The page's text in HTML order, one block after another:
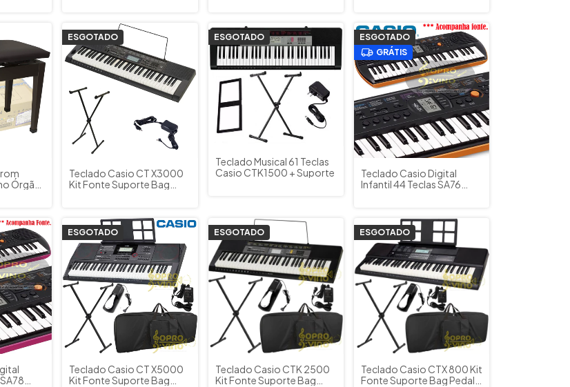
Órgão
ESGOTADO
Teclado Casio CT X3000
Kit Fonte Suporte Bag
ESGOTADO
Teclado Musical 61 Teclas
Casio CTK1500 + Suporte
ESGOTADO
GRÁTIS
Teclado Casio Digital
Infantil 44 Teclas SA76
ESGOTADO
Teclado Casio CT X5000
Kit Fonte Suporte Bag
ESGOTADO
Teclado Casio CTK 2500
Kit Fonte Suporte Bag
ESGOTADO
Teclado Casio CTX 800 Kit
Fonte Suporte Bag Pedal